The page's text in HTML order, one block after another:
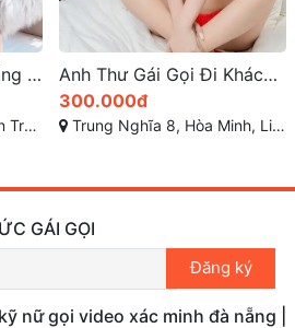
Gái Gọi Sơn Trà Đà Nẵng – Dịch Vụ Cao Cấp Không Thể Bỏ Qua
Anh Thư Gái Gọi Đi Khách Qua Đêm Khu Vực Bến Xe Đà Nẵng Giá Bình Dân Chơi Ổn Áp
300.000đ
Trung Nghĩa 8, Hòa Minh, Liên Chiểu, Đà Nẵng
GÁI GỌI
Đăng ký
nữ gọi video xác minh đà nẵng |